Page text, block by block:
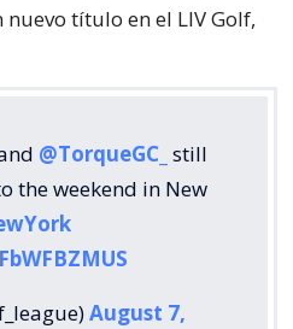
título en el LIV Golf,
@TorqueGC_ still
the weekend in New
August 7,